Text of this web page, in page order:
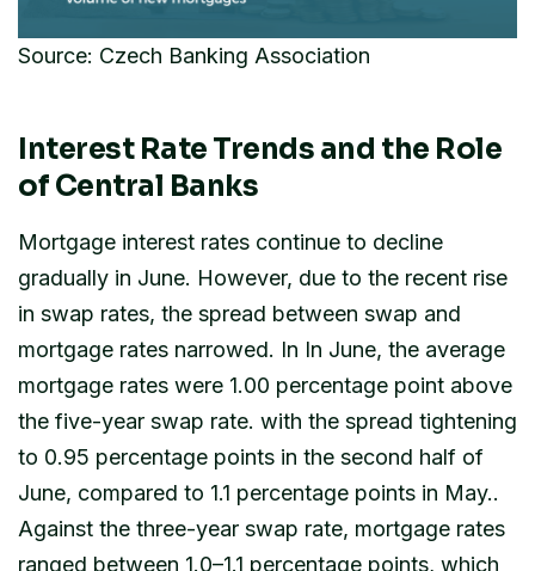
Source: Czech Banking Association
Interest Rate Trends and the Role
of Central Banks
Mortgage interest rates continue to decline
gradually in June. However, due to the recent rise
in swap rates, the spread between swap and
mortgage rates narrowed. In In June, the average
mortgage rates were 1.00 percentage point above
the five-year swap rate. with the spread tightening
to 0.95 percentage points in the second half of
June, compared to 1.1 percentage points in May..
Against the three-year swap rate, mortgage rates
ranged between 1.0–1.1 percentage points, which